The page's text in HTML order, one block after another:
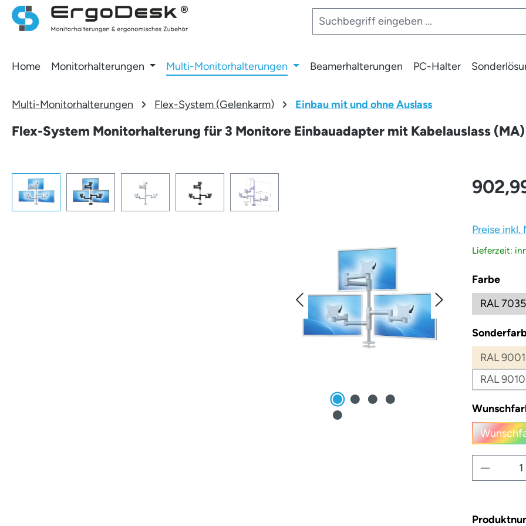
Hauptinhalt springen
Zur Suche springen
Zur Hauptnavigation springen
Home Monitorhalterungen Multi-Monitorhalterungen Beamerhalterungen PC-Halter
Multi-Monitorhalterungen Flex-System (Gelenkarm) Einbau mit und ohne Auslass
Flex-System Monitorhalterung für 3 Monitore Einbauadapter mit Kabelauslass
Bildergalerie überspringen
Preise inkl.
Lieferzeit:
Farbe
RAL
RAL
RAL